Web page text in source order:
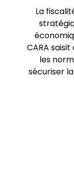
La
CARA
les
sécuriser